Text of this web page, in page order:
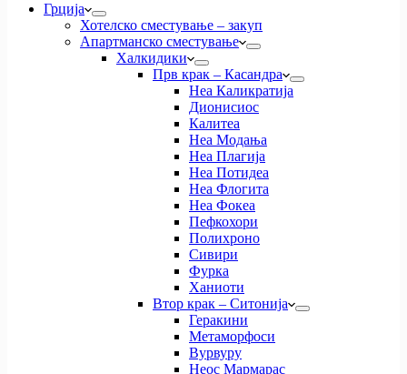
Грција
Хотелско сместување – закуп
Апартманско сместување
Халкидики
Прв крак – Касандра
Неа Каликратија
Дионисиос
Калитеа
Неа Модања
Неа Плагија
Неа Потидеа
Неа Флогита
Неа Фокеа
Пефкохори
Полихроно
Сивири
Фурка
Ханиоти
Втор крак – Ситонија
Геракини
Метаморфоси
Вурвуру
Неос Мармарас